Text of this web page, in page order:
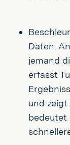
Daten.
jemand
erfasst
und
bedeutet